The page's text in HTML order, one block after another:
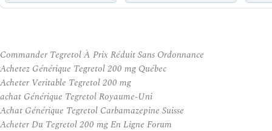
Commander Tegretol À Prix Réduit Sans Ordonnance
Achetez Générique Tegretol 200 mg Québec
Acheter Veritable Tegretol 200 mg
achat Générique Tegretol Royaume-Uni
Achat Générique Tegretol Carbamazepine Suisse
Acheter Du Tegretol 200 mg En Ligne Forum